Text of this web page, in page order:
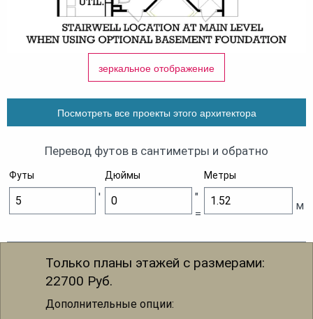
зеркальное отображение
Посмотреть все проекты этого архитектора
Перевод футов в сантиметры и обратно
Футы Дюймы Метры
'
"
=
м
Только планы этажей с размерами:
22700 Руб.
Дополнительные опции: